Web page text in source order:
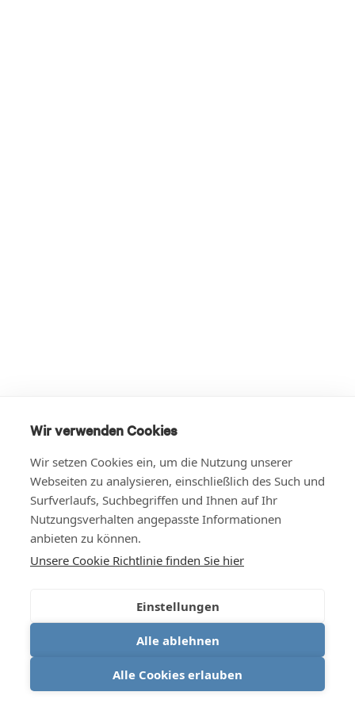
Wir verwenden Cookies
Wir setzen Cookies ein, um die Nutzung unserer
Webseiten zu analysieren, einschließlich des Such und
Surfverlaufs, Suchbegriffen und Ihnen auf Ihr
Nutzungsverhalten angepasste Informationen
anbieten zu können.
Unsere Cookie Richtlinie finden Sie hier
Einstellungen
Alle ablehnen
Alle Cookies erlauben